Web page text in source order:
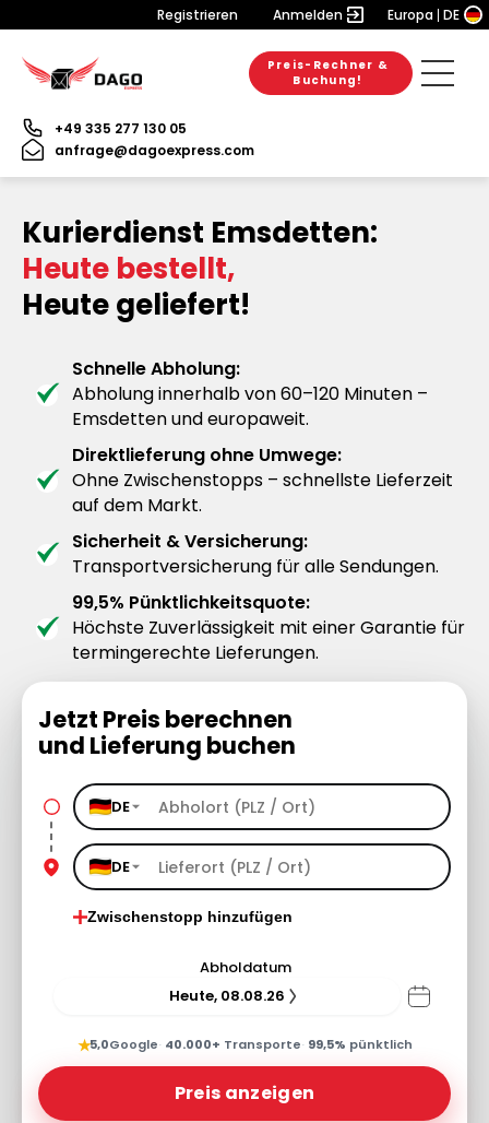
Registrieren Anmelden Europa DE
Preis-Rechner &
Buchung!
+49 335 277 130 05
anfrage@dagoexpress.com
Kurierdienst Emsdetten:
Heute bestellt,
Heute geliefert!
Schnelle Abholung:
Abholung innerhalb von 60–120 Minuten –
Emsdetten und europaweit.
Direktlieferung ohne Umwege:
Ohne Zwischenstopps – schnellste Lieferzeit
auf dem Markt.
Sicherheit & Versicherung:
Transportversicherung für alle Sendungen.
99,5% Pünktlichkeitsquote:
Höchste Zuverlässigkeit mit einer Garantie für
termingerechte Lieferungen.
Jetzt Preis berechnen
und Lieferung buchen
DE
DE
Zwischenstopp hinzufügen
Abholdatum
Heute, 08.08.26
★5,0Google· 40.000+ Transporte· 99,5% pünktlich
Preis anzeigen